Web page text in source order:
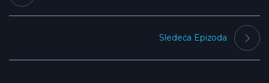
Sledeća Epizoda